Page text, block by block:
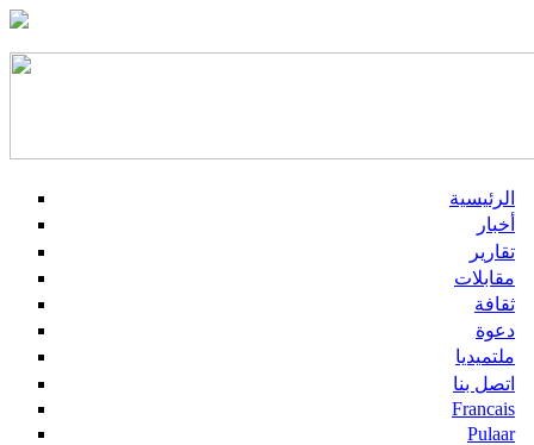
الرئيسية
أخبار
تقارير
مقابلات
ثقافة
دعوة
ملتميديا
اتصل بنا
Francais
Pulaar